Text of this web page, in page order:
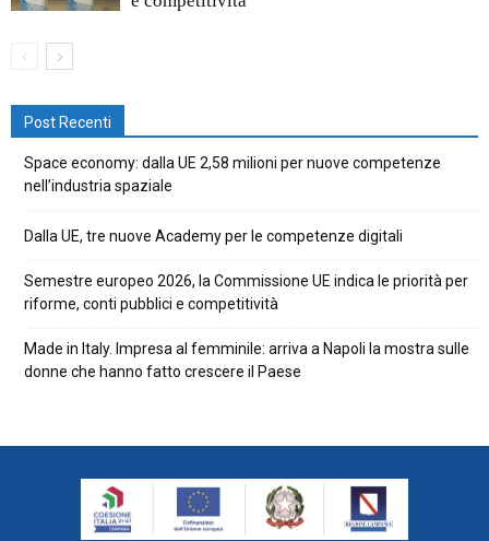
Post Recenti
Space economy: dalla UE 2,58 milioni per nuove competenze
nell’industria spaziale
Dalla UE, tre nuove Academy per le competenze digitali
Semestre europeo 2026, la Commissione UE indica le priorità per
riforme, conti pubblici e competitività
Made in Italy. Impresa al femminile: arriva a Napoli la mostra sulle
donne che hanno fatto crescere il Paese